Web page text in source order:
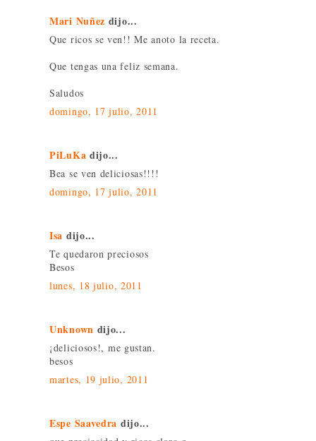
Mari Nuñez dijo...
Que ricos se ven!! Me anoto la receta.
Que tengas una feliz semana.
Saludos
domingo, 17 julio, 2011
PiLuKa dijo...
Bea se ven deliciosas!!!!
domingo, 17 julio, 2011
Isa dijo...
Te quedaron preciosos
Besos
lunes, 18 julio, 2011
Unknown dijo...
¡deliciosos!, me gustan.
besos
martes, 19 julio, 2011
Espe Saavedra dijo...